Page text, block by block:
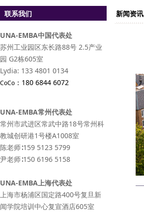
联系我们
UNA-EMBA中国代表处
苏州工业园区东长路88号 2.5产业
园 G2栋605室
Lydia: 133 4801 0134
CoCo ： 180 6844 6072
UNA-EMBA常州代表处
常州市武进区常武中路18号常州科
教城创研港1号楼A1008室
陈老师∶159 5123 5799
尹老师∶150 6196 5158
UNA-EMBA上海代表处
上海市杨浦区国定路400号复旦新
闻学院培训中心复宣酒店605室
新闻资讯